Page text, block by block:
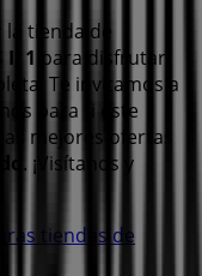
tienda de
I, 1 para disfrutar
Te invitamos a
para ti este
mejores ofertas
. ¡Visítanos y
tiendas de